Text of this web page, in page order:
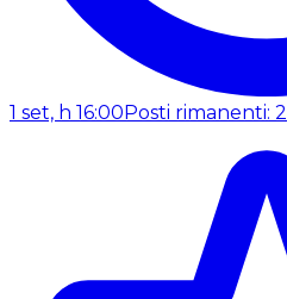
1 set, h 16:00Posti rimanenti: 2